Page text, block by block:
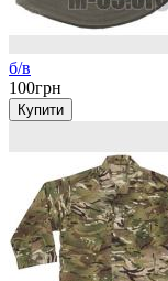
б/в
100грн